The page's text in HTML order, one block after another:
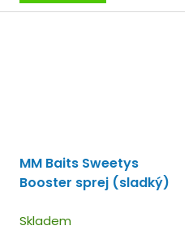
MM Baits Sweetys
Booster sprej (sladký)
Skladem